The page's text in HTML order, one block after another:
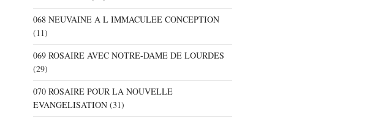
068 NEUVAINE A L IMMACULEE CONCEPTION
(11)
069 ROSAIRE AVEC NOTRE-DAME DE LOURDES
(29)
070 ROSAIRE POUR LA NOUVELLE
EVANGELISATION(31)